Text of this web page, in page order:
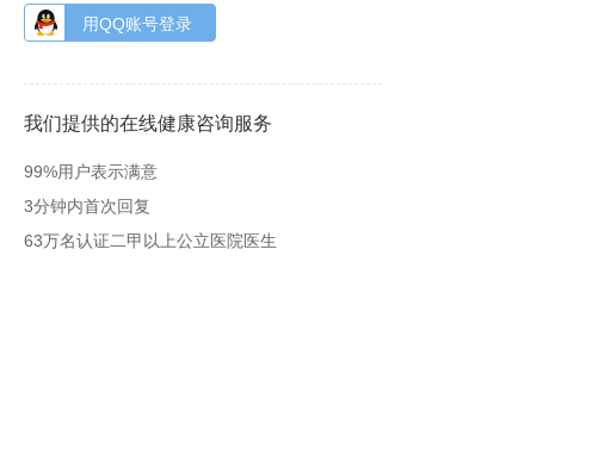
用QQ账号登录
我们提供的在线健康咨询服务
99%用户表示满意
3分钟内首次回复
63万名认证二甲以上公立医院医生